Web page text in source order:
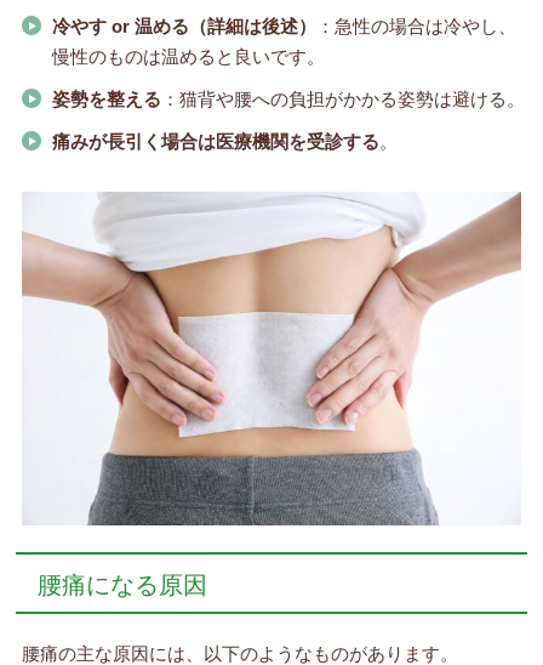
冷やす or 温める（詳細は後述）
：急性の場合は冷やし、
慢性のものは温めると良いです。
姿勢を整える ：猫背や腰への負担がかかる姿勢は避ける。
痛みが長引く場合は医療機関を受診する。
腰痛になる原因
腰痛の主な原因には、以下のようなものがあります。